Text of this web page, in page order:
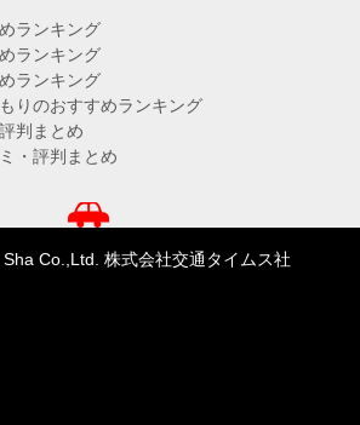
ランキング
ランキング
ランキング
りのおすすめランキング
判まとめ
・評判まとめ
Co.,Ltd. 株式会社交通タイムス社